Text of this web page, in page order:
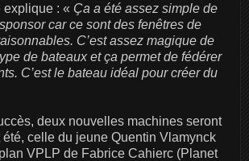
: « Ça a été assez simple de
car ce sont des fenêtres de
C’est assez magique de
de bateaux et ça permet de fédérer
C’est le bateau idéal pour créer du
deux nouvelles machines seront
celle du jeune Quentin Vlamynck
VPLP de Fabrice Cahierc (Planet